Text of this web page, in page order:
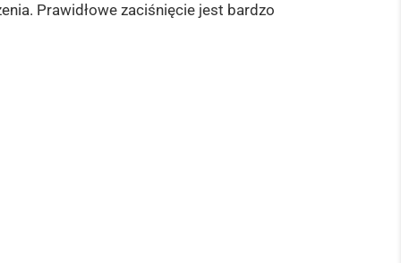
Prawidłowe zaciśnięcie jest bardzo